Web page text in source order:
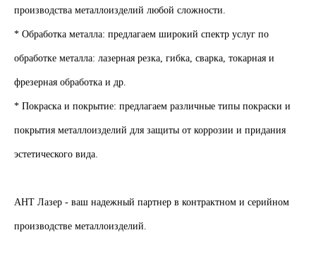
производства металлоизделий любой сложности.
* Обработка металла: предлагаем широкий спектр услуг по
обработке металла: лазерная резка, гибка, сварка, токарная и
фрезерная обработка и др.
* Покраска и покрытие: предлагаем различные типы покраски и
покрытия металлоизделий для защиты от коррозии и придания
эстетического вида.
АНТ Лазер - ваш надежный партнер в контрактном и серийном
производстве металлоизделий.